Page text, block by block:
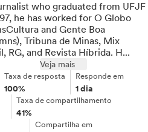
who graduated from UFJF
he has worked for O Globo
and Gente Boa
Tribuna de Minas, Mix
RG, and Revista Híbrida. H...
Veja mais
Taxa de resposta
100%
Responde em
1 dia
Taxa de compartilhamento
41%
Compartilha em